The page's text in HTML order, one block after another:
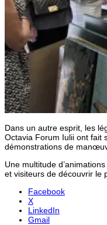
Dans un autre esprit, les
Octavia Forum Iulii ont fait
démonstrations de
Une multitude
et visiteurs de découvrir le
Facebook
X
LinkedIn
Gmail